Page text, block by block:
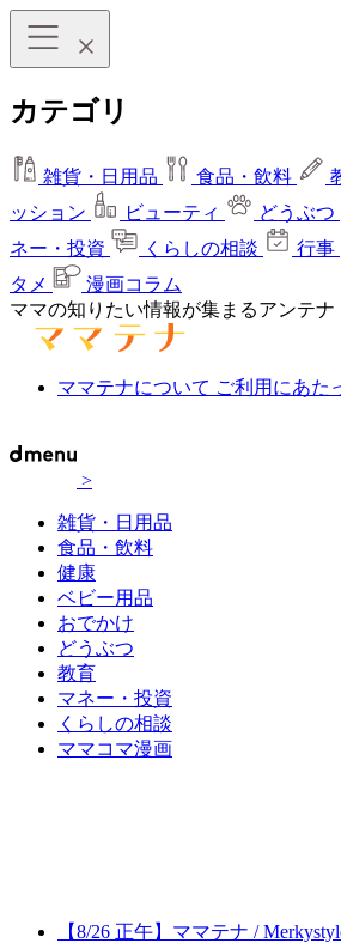
カテゴリ
雑貨・日用品 食品・飲料
ッション
ビューティ どうぶつ
ネー・投資
くらしの相談 行事
タメ
漫画コラム
ママの知りたい情報が集まるアンテナ
ママテナについて ご利用にあた
>
雑貨・日用品
食品・飲料
健康
ベビー用品
おでかけ
どうぶつ
教育
マネー・投資
くらしの相談
ママコマ漫画
【8/26 正午】ママテナ /